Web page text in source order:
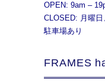
OPEN: 9am –
CLOSED: 月曜日
駐車場あり
FRAMES